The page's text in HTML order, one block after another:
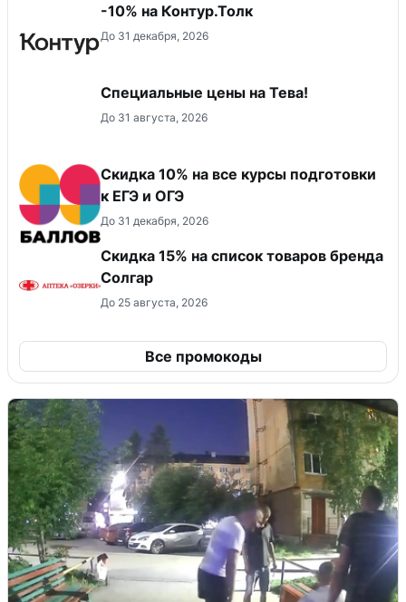
-10% на Контур.Толк
До 31 декабря, 2026
Специальные цены на Тева!
До 31 августа, 2026
Cкидка 10% на все курсы подготовки
к ЕГЭ и ОГЭ
До 31 декабря, 2026
Скидка 15% на список товаров бренда
Солгар
До 25 августа, 2026
Все промокоды